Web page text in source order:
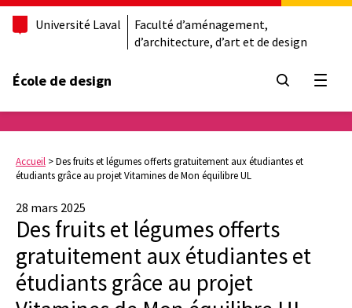
Université Laval
Faculté d’aménagement,
d’architecture, d’art et de design
École de design
Accueil >Des fruits et légumes offerts gratuitement aux étudiantes et
étudiants grâce au projet Vitamines de Mon équilibre UL
28 mars 2025
Des fruits et légumes offerts
gratuitement aux étudiantes et
étudiants grâce au projet